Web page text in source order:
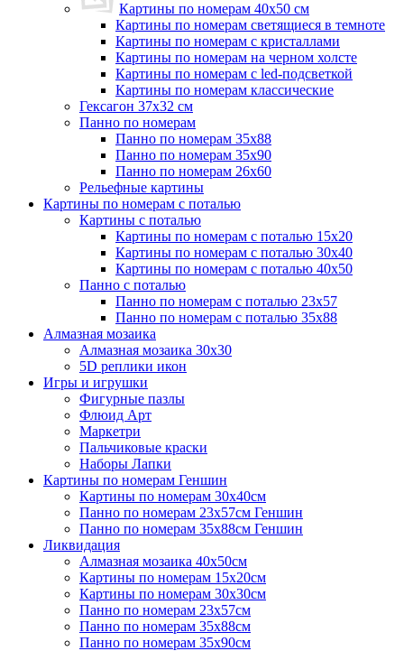
Картины по номерам 40х50 см
Картины по номерам светящиеся в темноте
Картины по номерам с кристаллами
Картины по номерам на черном холсте
Картины по номерам с led-подсветкой
Картины по номерам классические
Гексагон 37х32 см
Панно по номерам
Панно по номерам 35х88
Панно по номерам 35х90
Панно по номерам 26х60
Рельефные картины
Картины по номерам с поталью
Картины с поталью
Картины по номерам с поталью 15х20
Картины по номерам с поталью 30х40
Картины по номерам с поталью 40х50
Панно с поталью
Панно по номерам с поталью 23х57
Панно по номерам с поталью 35х88
Алмазная мозаика
Алмазная мозаика 30х30
5D реплики икон
Игры и игрушки
Фигурные пазлы
Флюид Арт
Маркетри
Пальчиковые краски
Наборы Лапки
Картины по номерам Геншин
Картины по номерам 30х40см
Панно по номерам 23х57см Геншин
Панно по номерам 35х88см Геншин
Ликвидация
Алмазная мозаика 40х50см
Картины по номерам 15х20см
Картины по номерам 30х30см
Панно по номерам 23х57см
Панно по номерам 35х88см
Панно по номерам 35х90см